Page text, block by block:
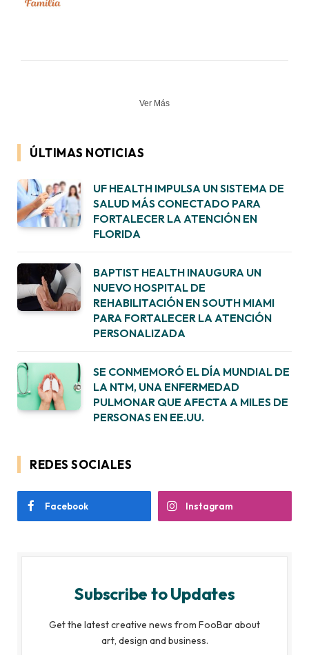
Ver Más
ÚLTIMAS NOTICIAS
UF HEALTH IMPULSA UN SISTEMA DE
SALUD MÁS CONECTADO PARA
FORTALECER LA ATENCIÓN EN
FLORIDA
BAPTIST HEALTH INAUGURA UN
NUEVO HOSPITAL DE
REHABILITACIÓN EN SOUTH MIAMI
PARA FORTALECER LA ATENCIÓN
PERSONALIZADA
SE CONMEMORÓ EL DÍA MUNDIAL DE
LA NTM, UNA ENFERMEDAD
PULMONAR QUE AFECTA A MILES DE
PERSONAS EN EE.UU.
REDES SOCIALES
Facebook Instagram
Subscribe to Updates
Get the latest creative news from FooBar about
art, design and business.